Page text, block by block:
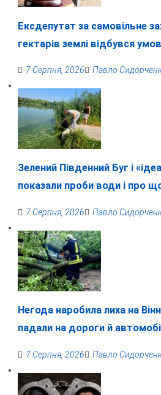
Ексдепутат за самовільне
гектарів землі відбувся
7 Серпня, 2026 Павло
Зелений Південний Буг і
показали проби води і про
7 Серпня, 2026 Павло
Негода наробила лиха на
падали на дороги й
7 Серпня, 2026 Павло